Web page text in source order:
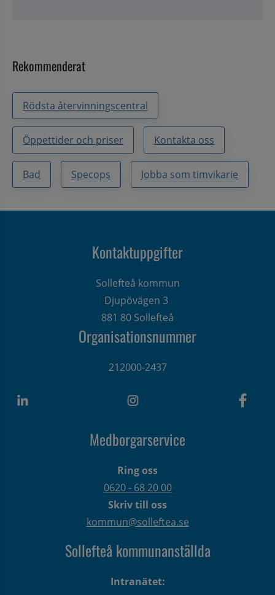
Rekommenderat
Rödsta återvinningscentral
Öppettider och priser Kontakta oss
Bad Specops Jobba som timvikarie
Kontaktuppgifter
Sollefteå kommun
Djupövägen 3
881 80 Sollefteå
Organisationsnummer
212000-2437
Medborgarservice
Ring oss
0620 - 68 20 00
Skriv till oss
kommun@solleftea.se
Sollefteå kommunanställda
Intranätet: